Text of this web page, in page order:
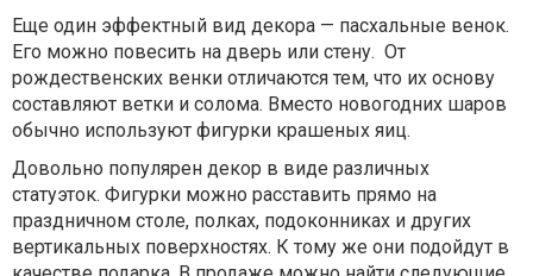
Еще один эффектный вид декора — пасхальные венок.
Его можно повесить на дверь или стену. От
рождественских венки отличаются тем, что их основу
составляют ветки и солома. Вместо новогодних шаров
обычно используют фигурки крашеных яиц.
Довольно популярен декор в виде различных
статуэток. Фигурки можно расставить прямо на
праздничном столе, полках, подоконниках и других
вертикальных поверхностях. К тому же они подойдут в